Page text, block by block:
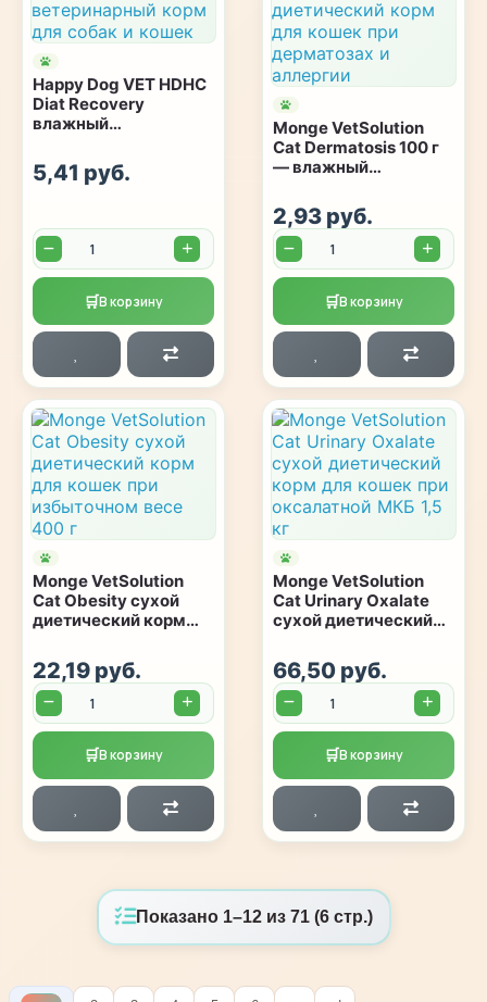
Happy Dog VET HDHC
Diat Recovery
влажный
для собак и кошек
5,41 руб.
Количество:
🛒В корзину
Monge VetSolution
Cat Dermatosis 100 г
— влажный
для кошек при
дерматозах и
аллергии
2,93 руб.
Количество:
🛒В корзину
Monge VetSolution
Cat Obesity сухой
диетический корм
избыточном весе 400
г
22,19 руб.
Количество:
🛒В корзину
Monge VetSolution
Cat Urinary Oxalate
сухой диетический
оксалатной МКБ 1,5
кг
66,50 руб.
Количество:
🛒В корзину
Показано 1–12 из 71 (6 стр.)